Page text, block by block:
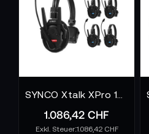
1.086,42 CHF
1.086,42 CHF